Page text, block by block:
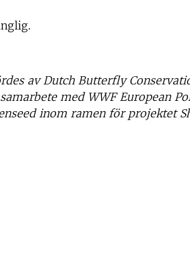
av Dutch Butterfly
med WWF European
inom ramen för projektet